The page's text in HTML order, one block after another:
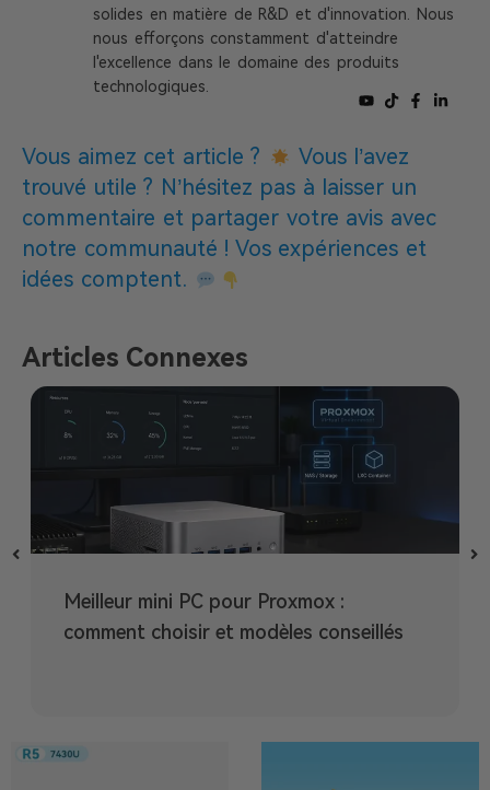
solides en matière de R&D et d'innovation. Nous
nous efforçons constamment d'atteindre
l'excellence dans le domaine des produits
technologiques.
Vous aimez cet article ?
Vous l’avez
trouvé utile ? N’hésitez pas à laisser un
commentaire et partager votre avis avec
notre communauté ! Vos expériences et
idées comptent.
Articles Connexes
Meilleur mini PC pour Proxmox :
comment choisir et modèles conseillés